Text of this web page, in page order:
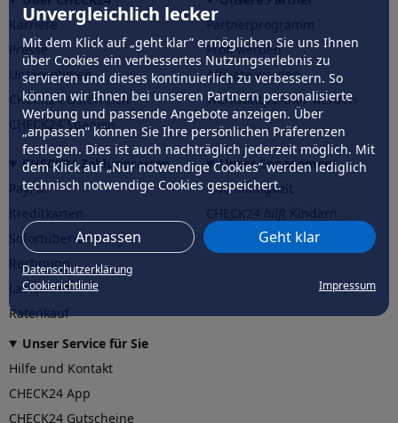
Unvergleichlich lecker
Mit dem Klick auf „geht klar” ermöglichen Sie uns Ihnen
über Cookies ein verbessertes Nutzungserlebnis zu
servieren und dieses kontinuierlich zu verbessern. So
können wir Ihnen bei unseren Partnern personalisierte
Werbung und passende Angebote anzeigen. Über
„anpassen” können Sie Ihre persönlichen Präferenzen
festlegen. Dies ist auch nachträglich jederzeit möglich. Mit
dem Klick auf „Nur notwendige Cookies” werden lediglich
technisch notwendige Cookies gespeichert.
Anpassen Geht klar
Datenschutzerklärung
Cookierichtlinie
Impressum
Karriere
Presse
Unternehmen
CHECK24 Österreich
CHECK24 Spanien
Partnerprogramm
Profi werden
Affiliate werden
Werkstattpartner werden
CHECK24 Zahlungsarten
PayPal
Sofortüberweisung
Rechnung
Lastschrift
Ratenkauf
Unser Engagement
Nachhaltigkeit
CHECK24hilftder Natur
Unser Service für Sie
Hilfe und Kontakt
CHECK24 App
CHECK24 Gutscheine